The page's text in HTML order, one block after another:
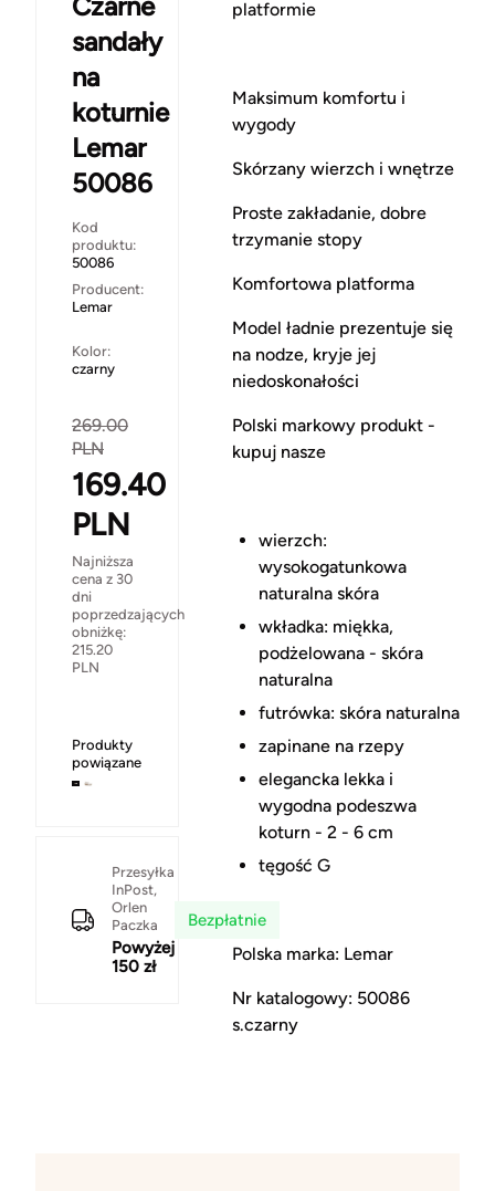
sandały
na
koturnie
Lemar
50086
Kod
produktu:
50086
Producent:
Lemar
Kolor:
czarny
269.00
PLN
169.40
PLN
Najniższa
cena z 30
dni
poprzedzających
obniżkę:
215.20
PLN
Produkty
powiązane
Przesyłka
InPost,
Orlen
Paczka
Powyżej
150 zł
Bezpłatnie
platformie
Maksimum komfortu i
wygody
Skórzany wierzch i wnętrze
Proste zakładanie, dobre
trzymanie stopy
Komfortowa platforma
Model ładnie prezentuje się
na nodze, kryje jej
niedoskonałości
Polski markowy produkt -
kupuj nasze
wierzch:
wysokogatunkowa
naturalna skóra
wkładka: miękka,
podżelowana - skóra
naturalna
futrówka: skóra naturalna
zapinane na rzepy
elegancka lekka i
wygodna podeszwa
koturn - 2 - 6 cm
tęgość G
Polska marka: Lemar
Nr katalogowy: 50086
s.czarny